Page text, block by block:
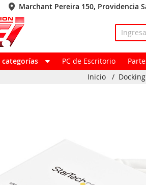
Marchant Pereira 150, Providencia
PC de Escritorio
Inicio
/